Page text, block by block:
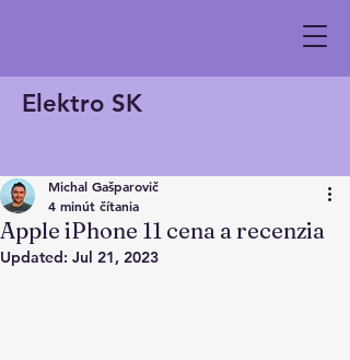
Elektro SK
Apple iPhone 11 cena a recenzia
Michal Gašparovič
4 minút čítania
Updated: Jul 21, 2023